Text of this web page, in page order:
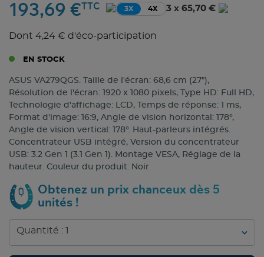
193,69 €TTC 3X 4X 3 x 65,70 €
Dont 4,24 € d'éco-participation
EN STOCK
ASUS VA279QGS. Taille de l'écran: 68,6 cm (27"),
Résolution de l'écran: 1920 x 1080 pixels, Type HD: Full HD,
Technologie d'affichage: LCD, Temps de réponse: 1 ms,
Format d'image: 16:9, Angle de vision horizontal: 178°,
Angle de vision vertical: 178°. Haut-parleurs intégrés.
Concentrateur USB intégré, Version du concentrateur
USB: 3.2 Gen 1 (3.1 Gen 1). Montage VESA, Réglage de la
hauteur. Couleur du produit: Noir
Obtenez un prix chanceux dès 5
unités !